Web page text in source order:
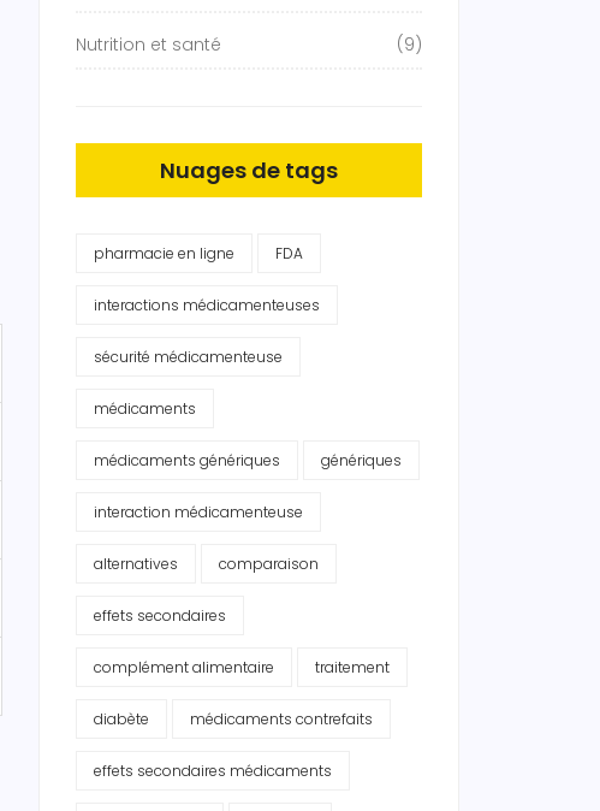
Nutrition et santé (9)
Nuages de tags
pharmacie en ligne FDA
interactions médicamenteuses
sécurité médicamenteuse
médicaments
médicaments génériques génériques
interaction médicamenteuse
alternatives comparaison
effets secondaires
complément alimentaire traitement
diabète médicaments contrefaits
effets secondaires médicaments